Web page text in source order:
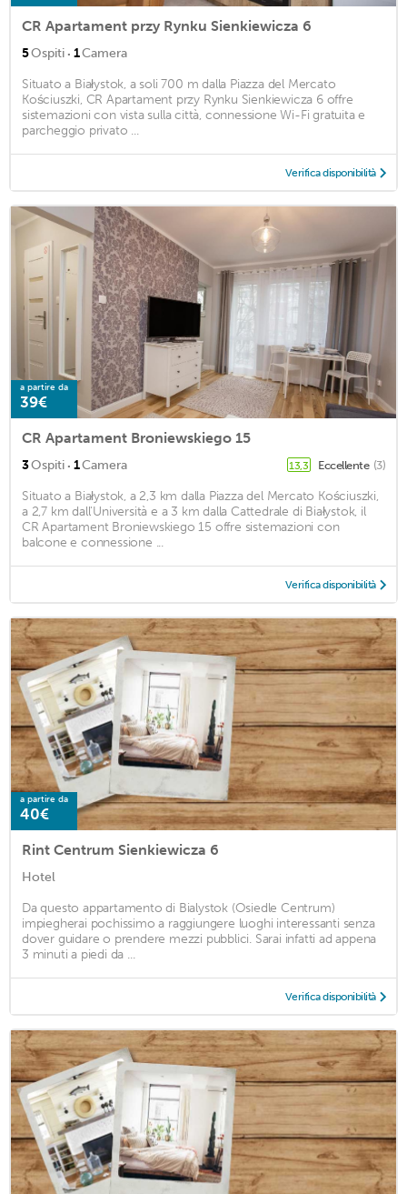
CR Apartament przy Rynku Sienkiewicza 6
5Ospiti · 1Camera
Situato a Białystok, a soli 700 m dalla Piazza del Mercato
Kościuszki, CR Apartament przy Rynku Sienkiewicza 6 offre
sistemazioni con vista sulla città, connessione Wi-Fi gratuita e
parcheggio privato ...
Verifica disponibilità
a partire da
39€
CR Apartament Broniewskiego 15
3Ospiti · 1Camera 13,3 Eccellente (3)
Situato a Białystok, a 2,3 km dalla Piazza del Mercato Kościuszki,
a 2,7 km dall'Università e a 3 km dalla Cattedrale di Białystok, il
CR Apartament Broniewskiego 15 offre sistemazioni con
balcone e connessione ...
Verifica disponibilità
a partire da
40€
Rint Centrum Sienkiewicza 6
Hotel
Da questo appartamento di Bialystok (Osiedle Centrum)
impiegherai pochissimo a raggiungere luoghi interessanti senza
dover guidare o prendere mezzi pubblici. Sarai infatti ad appena
3 minuti a piedi da ...
Verifica disponibilità